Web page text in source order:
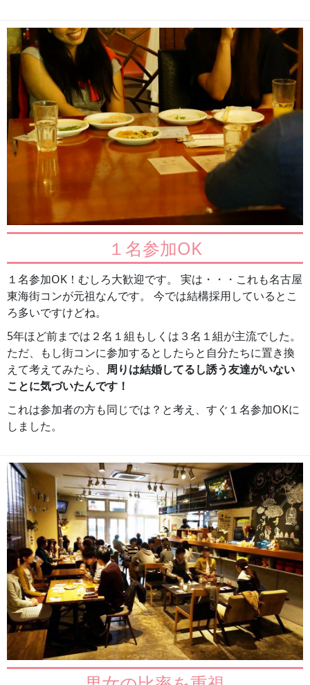
１名参加OK
１名参加OK！むしろ大歓迎です。 実は・・・これも名古屋
東海街コンが元祖なんです。 今では結構採用しているとこ
ろ多いですけどね。
5年ほど前までは２名１組もしくは３名１組が主流でした。
ただ、もし街コンに参加するとしたらと自分たちに置き換
えて考えてみたら、 周りは結婚してるし誘う友達がいない
ことに気づいたんです！
これは参加者の方も同じでは？と考え、すぐ１名参加OKに
しました。